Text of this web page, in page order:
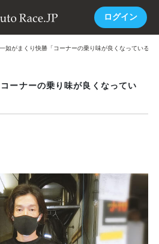
ログイン
如がまくり快勝「コーナーの乗り味が良くなっている」
ーナーの乗り味が良くなってい